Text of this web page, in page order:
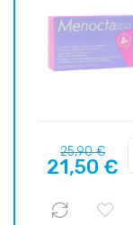
Precio
regular
25,90 €
21,50 €